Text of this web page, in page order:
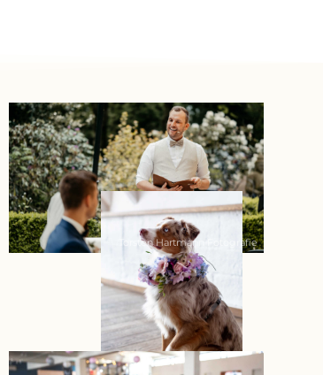
"Liebe Larissa, vielen Dank, dass du an
Tag an unserer Seite warst. Du warst
zwischen allen Dienstleistern und hast
in unserem Sinne ausgeführt und
Dank für alles!"
Saskia & Dominik
Torsten Hartmann Fotografie